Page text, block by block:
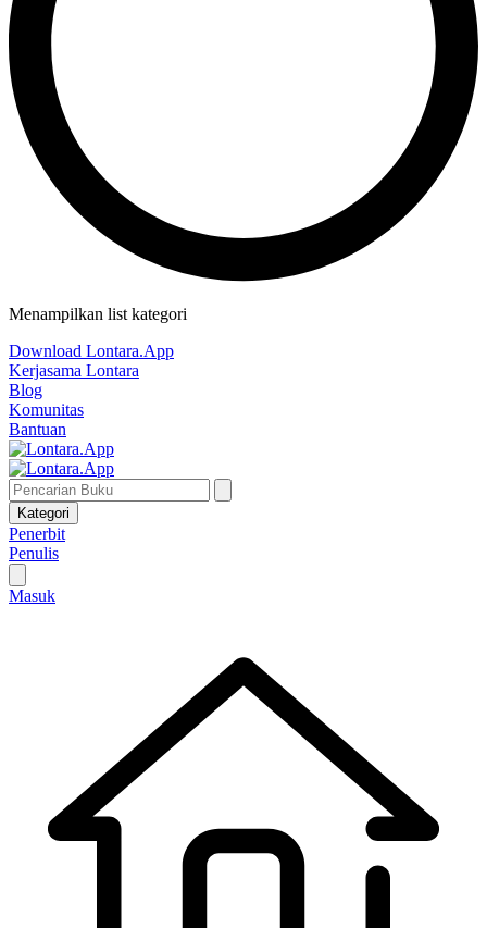
Menampilkan list kategori
Download Lontara.App
Kerjasama Lontara
Blog
Komunitas
Bantuan
Kategori
Penerbit
Penulis
Masuk